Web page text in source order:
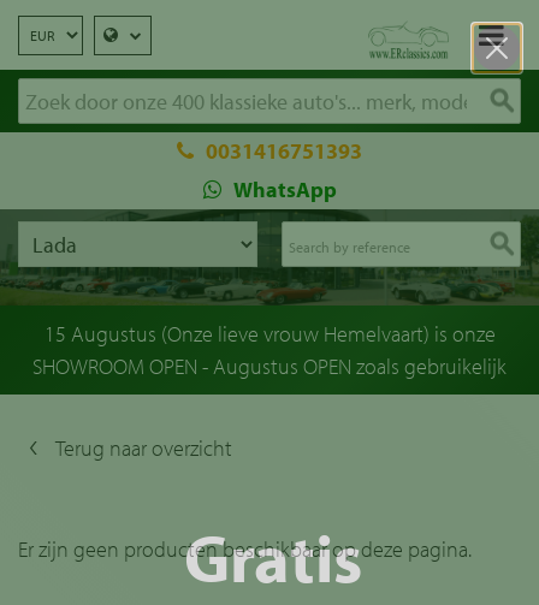
0031416751393
WhatsApp
15 Augustus (Onze lieve vrouw Hemelvaart) is onze
SHOWROOM OPEN - Augustus OPEN zoals gebruikelijk
Terug naar overzicht
Er zijn geen producten beschikbaar op deze pagina.
Gratis